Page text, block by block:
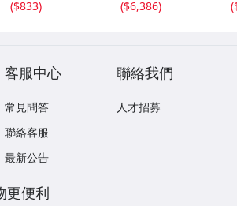
ア トーイングフ
($833)
専用ボルト付き
($6,386)
(
客服中心
常見問答
聯絡客服
最新公告
聯絡我們
人才招募
更便利